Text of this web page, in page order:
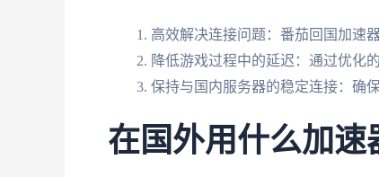
高效解决连接问题：番茄回国加速
降低游戏过程中的延迟：通过优化
保持与国内服务器的稳定连接：确
在国外用什么加速